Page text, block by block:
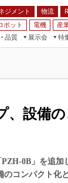
ジメント 物流
ボット 電機 産
品質
展示会
特
、設備の
0B」を追加
のコンパクト化